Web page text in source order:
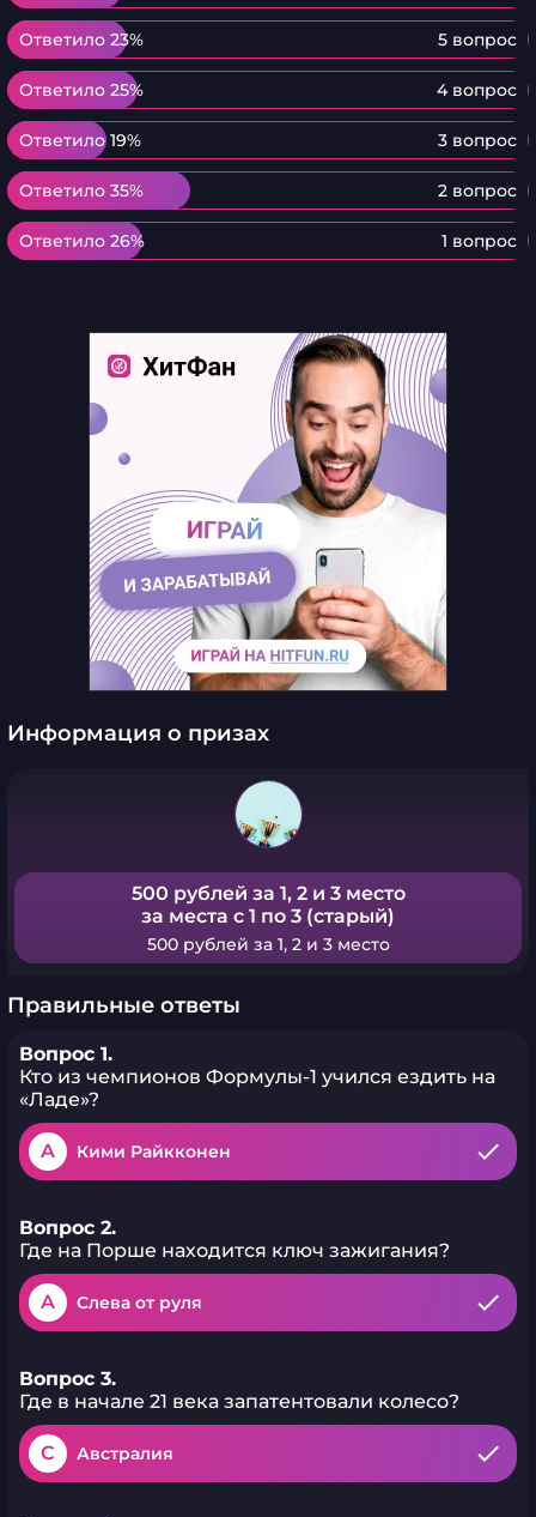
Ответило 23% 5 вопрос
Ответило 23%
Ответило 25% 4 вопрос
Ответило 25%
Ответило 19% 3 вопрос
Ответило 19%
Ответило 35% 2 вопрос
Ответило 35%
Ответило 26% 1 вопрос
Ответило 26%
Информация о призах
500 рублей за 1, 2 и 3 место
за места с 1 по 3 (старый)
500 рублей за 1, 2 и 3 место
Правильные ответы
Вопрос 1.
Кто из чемпионов Формулы-1 учился ездить на
«Ладе»?
A Кими Райкконен
Вопрос 2.
Где на Порше находится ключ зажигания?
A Слева от руля
Вопрос 3.
Где в начале 21 века запатентовали колесо?
C Австралия